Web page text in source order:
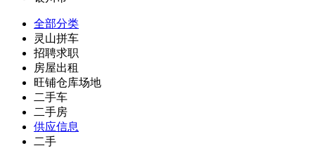
全部分类
灵山拼车
招聘求职
房屋出租
旺铺仓库场地
二手车
二手房
供应信息
二手